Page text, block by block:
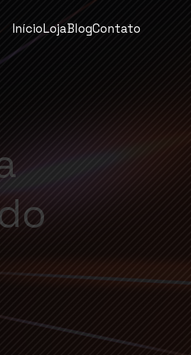
InícioLojaBlogContato